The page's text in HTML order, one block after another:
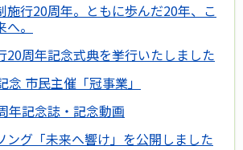
施行20周年。ともに歩んだ20年、こ
。
20周年記念式典を挙行いたしました
念 市民主催「冠事業」
年記念誌・記念動画
ング「未来へ響け」を公開しました